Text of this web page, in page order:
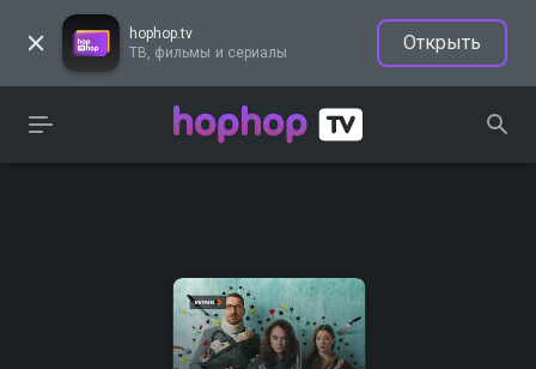
hophop.tv
ТВ, фильмы и сериалы
Открыть